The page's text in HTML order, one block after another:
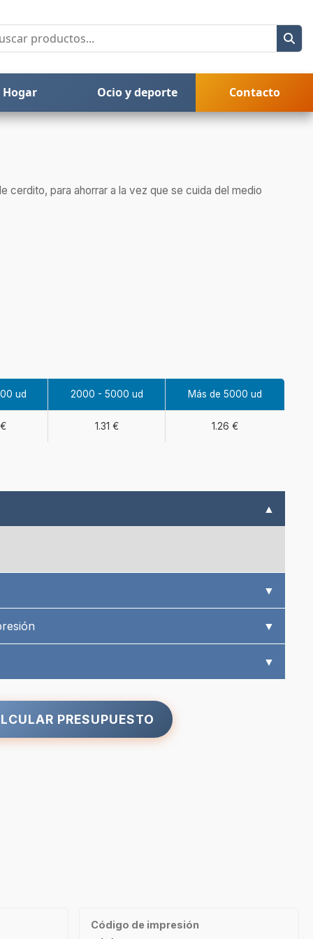
Hogar Ocio y deporte Contacto
cerdito, para ahorrar a la vez que se cuida del medio
ud 2000 - 5000 ud Más de 5000 ud
1.31 € 1.26 €
▲
▼
▼
▼
PRESUPUESTO
Código de impresión